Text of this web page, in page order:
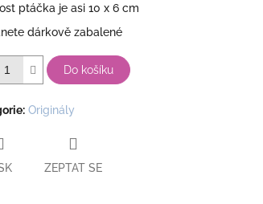
ptáčka je asi 10 x 6 cm
dárkově zabalené
Do košíku
: Originály
ZEPTAT SE